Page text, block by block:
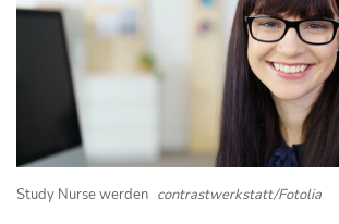
Study Nurse werden contrastwerkstatt/Fotolia